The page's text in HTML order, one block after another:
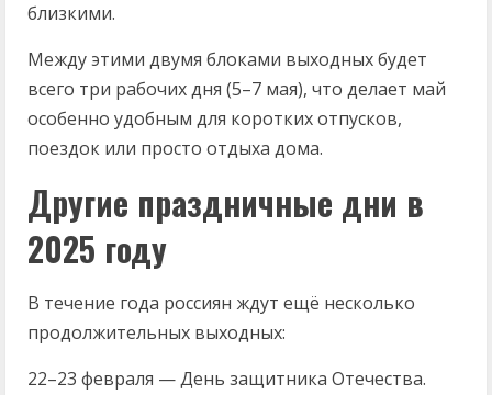
близкими.
Между этими двумя блоками выходных будет
всего три рабочих дня (5–7 мая), что делает май
особенно удобным для коротких отпусков,
поездок или просто отдыха дома.
Другие праздничные дни в
2025 году
В течение года россиян ждут ещё несколько
продолжительных выходных:
22–23 февраля — День защитника Отечества.